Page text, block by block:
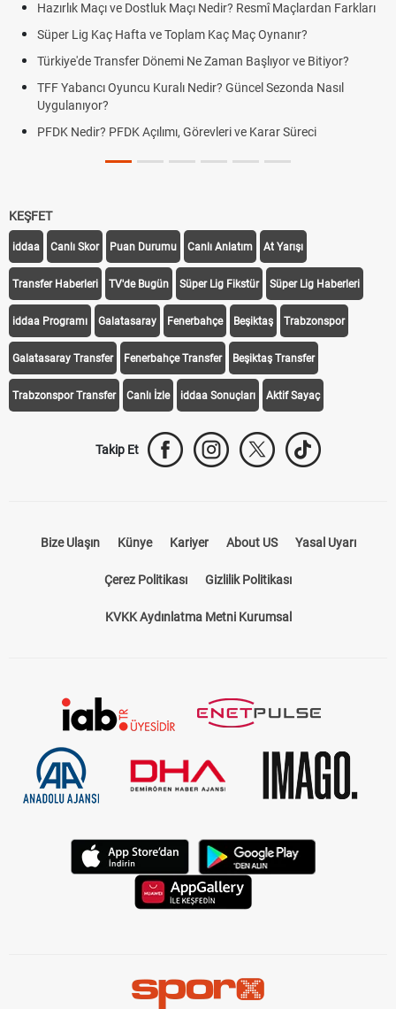
Hazırlık Maçı ve Dostluk Maçı Nedir? Resmî Maçlardan Farkları
Süper Lig Kaç Hafta ve Toplam Kaç Maç Oynanır?
Türkiye'de Transfer Dönemi Ne Zaman Başlıyor ve Bitiyor?
TFF Yabancı Oyuncu Kuralı Nedir? Güncel Sezonda Nasıl
Uygulanıyor?
PFDK Nedir? PFDK Açılımı, Görevleri ve Karar Süreci
KEŞFET
iddaa Canlı Skor Puan Durumu Canlı Anlatım At Yarışı
Transfer Haberleri TV'de Bugün Süper Lig Fikstür Süper Lig Haberleri
iddaa Programı Galatasaray Fenerbahçe Beşiktaş Trabzonspor
Galatasaray Transfer Fenerbahçe Transfer Beşiktaş Transfer
Trabzonspor Transfer Canlı İzle iddaa Sonuçları Aktif Sayaç
Takip Et
Bize Ulaşın Künye Kariyer About US Yasal Uyarı
Çerez Politikası Gizlilik Politikası
KVKK Aydınlatma Metni Kurumsal